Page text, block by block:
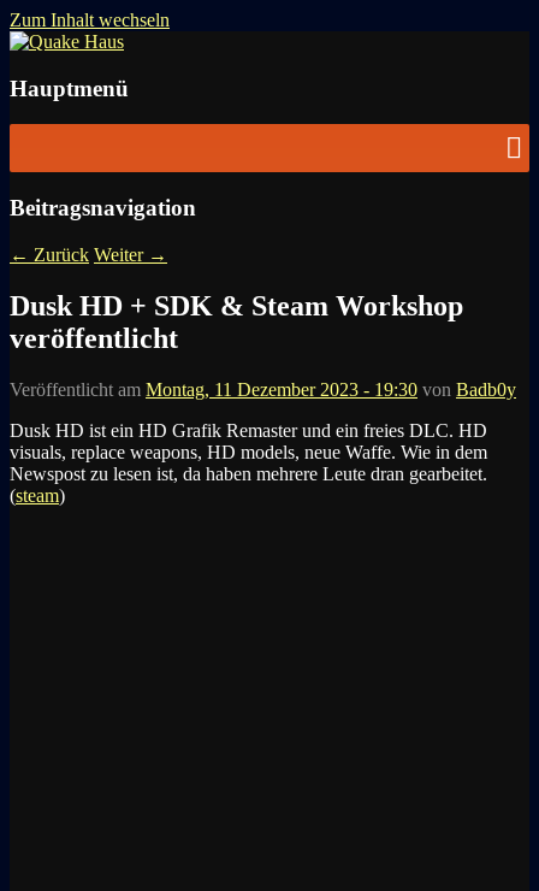
Zum Inhalt wechseln
Quake Haus
Hauptmenü
Beitragsnavigation
← Zurück Weiter →
Dusk HD + SDK & Steam Workshop
veröffentlicht
Veröffentlicht am Montag, 11 Dezember 2023 - 19:30 von Badb0y
Dusk HD ist ein HD Grafik Remaster und ein freies DLC. HD
visuals, replace weapons, HD models, neue Waffe. Wie in dem
Newspost zu lesen ist, da haben mehrere Leute dran gearbeitet.
(steam)